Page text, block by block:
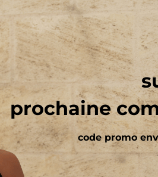
Avis des clients
Écrire un avis
prochaine
code promo